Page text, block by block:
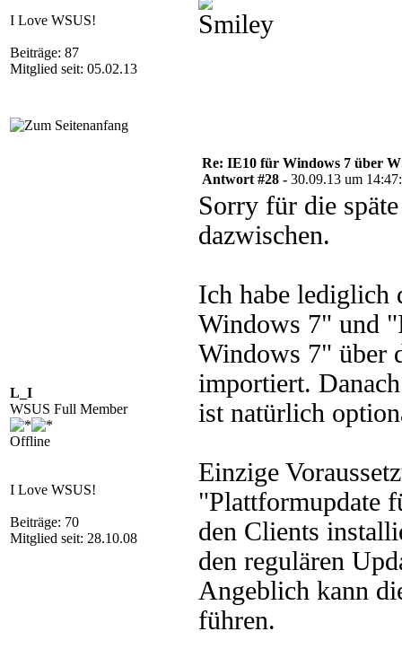
I Love WSUS!
Beiträge: 87
Mitglied seit: 05.02.13
L_I
WSUS Full Member
Offline
I Love WSUS!
Beiträge: 70
Mitglied seit: 28.10.08
Re: IE10 für Windows 7 über
Antwort #28 - 30.09.13 um
Sorry für die
dazwischen.
Ich habe lediglich
Windows 7" und
Windows 7" über
importiert.
ist natürlich
Einzige
"Plattformupdate
den Clients
den regulären
Angeblich kann
führen.